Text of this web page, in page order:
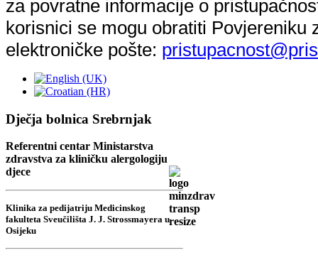
za povratne informacije o
korisnici se mogu obratiti Povjereniku
elektroničke pošte:
Dječja bolnica Srebrnjak
Referentni centar Ministarstva
zdravstva za kliničku alergologiju
djece
Klinika za pedijatriju Medicinskog
fakulteta Sveučilišta J. J. Strossmayera u
Osijeku